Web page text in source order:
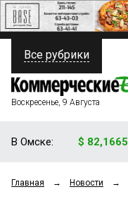
ПОЛИТИКА
ФИНАНСЫ
ОБЩЕСТВО
Все рубрики
Воскресенье, 9 Августа
В Омске: $ 82,1665
Главная → Новости →